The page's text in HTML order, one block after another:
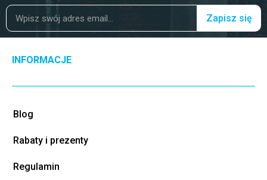
Zapisz się
INFORMACJE
Blog
Rabaty i prezenty
Regulamin